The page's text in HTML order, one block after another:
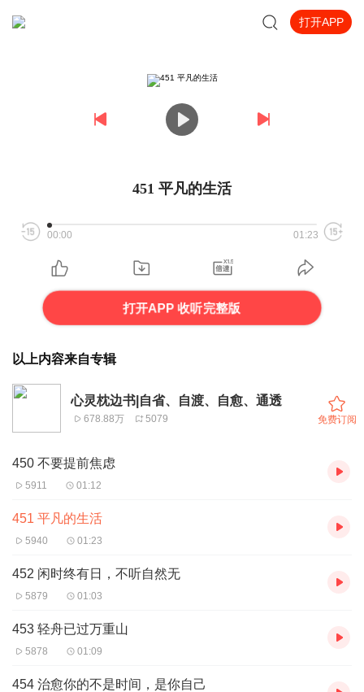
打开APP
451 平凡的生活
00:00 01:23
打开APP 收听完整版
以上内容来自专辑
心灵枕边书|自省、自渡、自愈、通透
678.88万 5079 免费订阅
450 不要提前焦虑
5911 01:12
451 平凡的生活
5940 01:23
452 闲时终有日，不听自然无
5879 01:03
453 轻舟已过万重山
5878 01:09
454 治愈你的不是时间，是你自己